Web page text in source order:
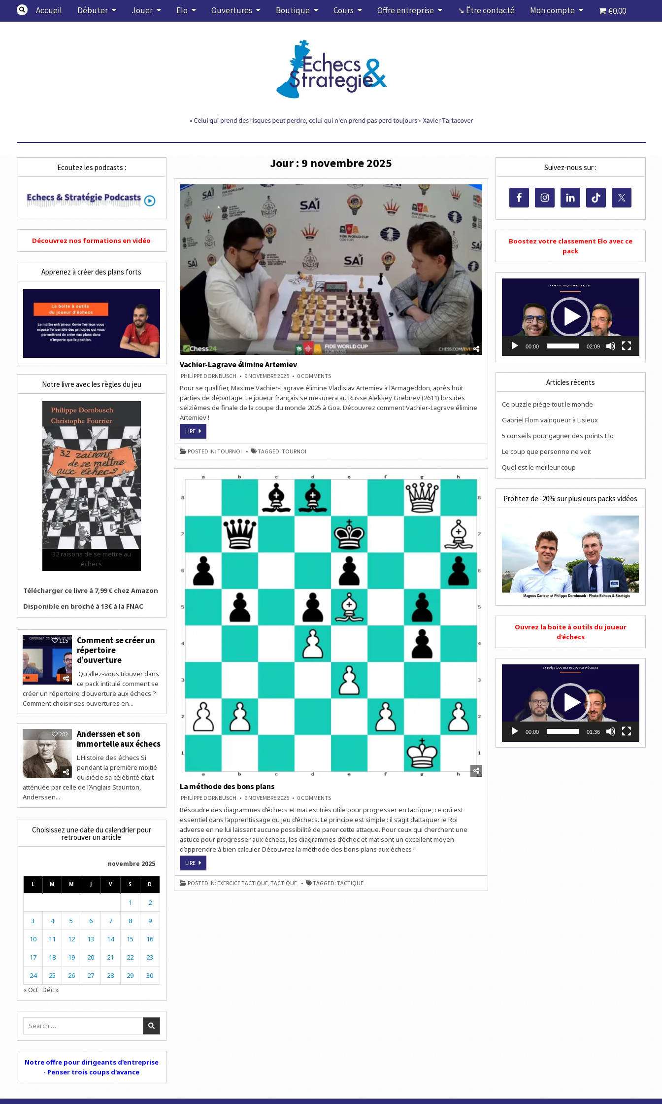
content
Accueil Débuter Jouer Elo Ouvertures Boutique Cours Offre entreprise ↘ Être contacté Mon compte €0.00
Jour : 9 novembre 2025
Vachier-Lagrave élimine Artemiev
PHILIPPE DORNBUSCH 9 NOVEMBRE 2025 0 COMMENTSON
LAGRAVE
ÉLIMINE
ARTEMIEV
Pour se qualifier, Maxime Vachier-Lagrave élimine Vladislav Artemiev à l’Armageddon, après huit
parties de départage. Le joueur français se mesurera au Russe Aleksey Grebnev (2611) lors des
seizièmes de finale de la coupe du monde 2025 à Goa. Découvrez comment Vachier-Lagrave élimine
Artemiev !
LIREVACHIER-
ÉLIMINE
ARTEMIEV
POSTED IN: TOURNOI TAGGED: TOURNOI
La méthode des bons plans
PHILIPPE DORNBUSCH 9 NOVEMBRE 2025 0 COMMENTSON
MÉTHODE
BONS
PLANS
Résoudre des diagrammes d’échecs et mat est très utile pour progresser en tactique, ce qui est
essentiel dans l’apprentissage du jeu d’échecs. Le principe est simple : il s’agit d’attaquer le Roi
adverse en ne lui laissant aucune possibilité de parer cette attaque. Pour ceux qui cherchent une
astuce pour progresser aux échecs, les diagrammes d’échec et mat sont un excellent moyen
d’apprendre à bien calculer. Découvrez la méthode des bons plans aux échecs !
LIRELA
DES
BONS
PLANS
POSTED IN: EXERCICE TACTIQUE, TACTIQUE TAGGED: TACTIQUE
Ecoutez les podcasts :
Découvrez nos formations en vidéo
Apprenez à créer des plans forts
Notre livre avec les règles du jeu
32 raisons de se mettre au
échecs
Télécharger ce livre à 7,99 € chez Amazon
Disponible en broché à 13€ à la FNAC
115
Comment se créer un
répertoire
d’ouverture
Qu'allez-vous trouver dans
ce pack intitulé comment se
créer un répertoire d'ouverture aux échecs ?
Comment choisir ses ouvertures en...
202
Anderssen et son
immortelle aux échecs
L'Histoire des échecs Si
pendant la première moitié
du siècle sa célébrité était
atténuée par celle de l’Anglais Staunton,
Anderssen...
Choisissez une date du calendrier pour
retrouver un article
novembre 2025
L M M J V S D
1 2
3 4 5 6 7 8 9
10 11 12 13 14 15 16
17 18 19 20 21 22 23
24 25 26 27 28 29
30
« Oct Déc »
Search
Notre offre pour dirigeants d'entreprise
- Penser trois coups d'avance
Suivez-nous sur :
Boostez votre classement Elo avec ce
pack
00:00 02:09
Articles récents
Ce puzzle piège tout le monde
Gabriel Flom vainqueur à Lisieux
5 conseils pour gagner des points Elo
Le coup que personne ne voit
Quel est le meilleur coup
Profitez de -20% sur plusieurs packs vidéos
Ouvrez la boite à outils du joueur
d'échecs
00:00 01:36